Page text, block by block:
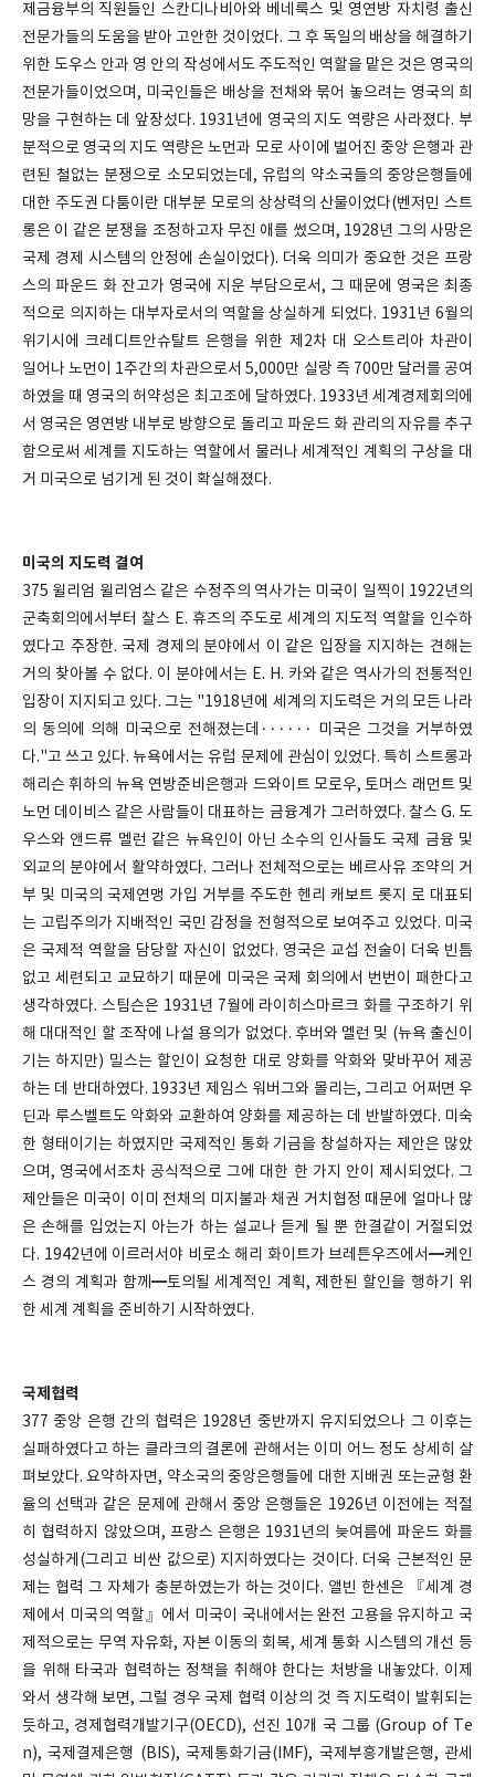
제금융부의 직원들인 스칸디나비아와 베네룩스 및 영연방 자치령 출신
전문가들의 도움을 받아 고안한 것이었다. 그 후 독일의 배상을 해결하기
위한 도우스 안과 영 안의 작성에서도 주도적인 역할을 맡은 것은 영국의
전문가들이었으며, 미국인들은 배상을 전채와 묶어 놓으려는 영국의 희
망을 구현하는 데 앞장섰다. 1931년에 영국의 지도 역량은 사라졌다. 부
분적으로 영국의 지도 역량은 노먼과 모로 사이에 벌어진 중앙 은행과 관
련된 철없는 분쟁으로 소모되었는데, 유럽의 약소국들의 중앙은행들에
대한 주도권 다툼이란 대부분 모로의 상상력의 산물이었다(벤저민 스트
롱은 이 같은 분쟁을 조정하고자 무진 애를 썼으며, 1928년 그의 사망은
국제 경제 시스템의 안정에 손실이었다). 더욱 의미가 중요한 것은 프랑
스의 파운드 화 잔고가 영국에 지운 부담으로서, 그 때문에 영국은 최종
적으로 의지하는 대부자로서의 역할을 상실하게 되었다. 1931년 6월의
위기시에 크레디트안슈탈트 은행을 위한 제2차 대 오스트리아 차관이
일어나 노먼이 1주간의 차관으로서 5,000만 실랑 즉 700만 달러를 공여
하였을 때 영국의 허약성은 최고조에 달하였다. 1933년 세계경제회의에
서 영국은 영연방 내부로 방향으로 돌리고 파운드 화 관리의 자유를 추구
함으로써 세계를 지도하는 역할에서 물러나 세계적인 계획의 구상을 대
거 미국으로 넘기게 된 것이 확실해졌다.
미국의 지도력 결여
375 윌리엄 윌리엄스 같은 수정주의 역사가는 미국이 일찍이 1922년의
군축회의에서부터 찰스 E. 휴즈의 주도로 세계의 지도적 역할을 인수하
였다고 주장한. 국제 경제의 분야에서 이 같은 입장을 지지하는 견해는
거의 찾아볼 수 없다. 이 분야에서는 E. H. 카와 같은 역사가의 전통적인
입장이 지지되고 있다. 그는 "1918년에 세계의 지도력은 거의 모든 나라
의 동의에 의해 미국으로 전해졌는데······ 미국은 그것을 거부하였
다."고 쓰고 있다. 뉴욕에서는 유럽 문제에 관심이 있었다. 특히 스트롱과
해리슨 휘하의 뉴욕 연방준비은행과 드와이트 모로우, 토머스 래먼트 및
노먼 데이비스 같은 사람들이 대표하는 금융계가 그러하였다. 찰스 G. 도
우스와 앤드류 멜런 같은 뉴욕인이 아닌 소수의 인사들도 국제 금융 및
외교의 분야에서 활약하였다. 그러나 전체적으로는 베르사유 조약의 거
부 및 미국의 국제연맹 가입 거부를 주도한 헨리 캐보트 롯지 로 대표되
는 고립주의가 지배적인 국민 감정을 전형적으로 보여주고 있었다. 미국
은 국제적 역할을 담당할 자신이 없었다. 영국은 교섭 전술이 더욱 빈틈
없고 세련되고 교묘하기 때문에 미국은 국제 회의에서 번번이 패한다고
생각하였다. 스팀슨은 1931년 7월에 라이히스마르크 화를 구조하기 위
해 대대적인 할 조작에 나설 용의가 없었다. 후버와 멜런 및 (뉴욕 출신이
기는 하지만) 밀스는 할인이 요청한 대로 양화를 악화와 맞바꾸어 제공
하는 데 반대하였다. 1933년 제임스 워버그와 몰리는, 그리고 어쩌면 우
딘과 루스벨트도 악화와 교환하여 양화를 제공하는 데 반발하였다. 미숙
한 형태이기는 하였지만 국제적인 통화 기금을 창설하자는 제안은 많았
으며, 영국에서조차 공식적으로 그에 대한 한 가지 안이 제시되었다. 그
제안들은 미국이 이미 전채의 미지불과 채권 거치협정 때문에 얼마나 많
은 손해를 입었는지 아는가 하는 설교나 듣게 될 뿐 한결같이 거절되었
다. 1942년에 이르러서야 비로소 해리 화이트가 브레튼우즈에서━케인
스 경의 계획과 함께━토의될 세계적인 계획, 제한된 할인을 행하기 위
한 세계 계획을 준비하기 시작하였다.
국제협력
377 중앙 은행 간의 협력은 1928년 중반까지 유지되었으나 그 이후는
실패하였다고 하는 클라크의 결론에 관해서는 이미 어느 정도 상세히 살
펴보았다. 요약하자면, 약소국의 중앙은행들에 대한 지배권 또는균형 환
율의 선택과 같은 문제에 관해서 중앙 은행들은 1926년 이전에는 적절
히 협력하지 않았으며, 프랑스 은행은 1931년의 늦여름에 파운드 화를
성실하게(그리고 비싼 값으로) 지지하였다는 것이다. 더욱 근본적인 문
제는 협력 그 자체가 충분하였는가 하는 것이다. 앨빈 한센은 『세계 경
제에서 미국의 역할』에서 미국이 국내에서는 완전 고용을 유지하고 국
제적으로는 무역 자유화, 자본 이동의 회복, 세계 통화 시스템의 개선 등
을 위해 타국과 협력하는 정책을 취해야 한다는 처방을 내놓았다. 이제
와서 생각해 보면, 그럴 경우 국제 협력 이상의 것 즉 지도력이 발휘되는
듯하고, 경제협력개발기구(OECD), 선진 10개 국 그룹 (Group of Te
n), 국제결제은행 (BIS), 국제통화기금(IMF), 국제부흥개발은행, 관세